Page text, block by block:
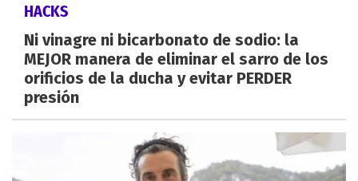
HACKS
Ni vinagre ni bicarbonato de sodio: la
MEJOR manera de eliminar el sarro de los
orificios de la ducha y evitar PERDER
presión